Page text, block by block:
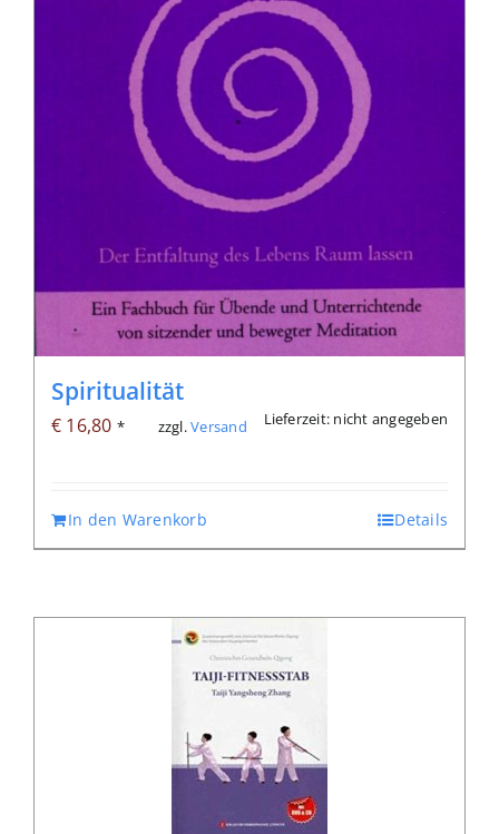
Spiritualität
€ 16,80 * zzgl.Versand Lieferzeit: nicht angegeben
In den Warenkorb Details